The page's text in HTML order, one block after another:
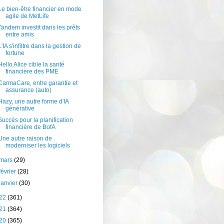
bien-être financier en mode
agile de MetLife
investit dans les prêts
entre amis
s'infiltre dans la gestion de
fortune
Alice cible la santé
financière des PME
entre garantie et
assurance (auto)
une autre forme d'IA
générative
pour la planification
financière de BofA
autre raison de
moderniser les logiciels
(29)
(28)
(30)
(361)
(364)
(365)